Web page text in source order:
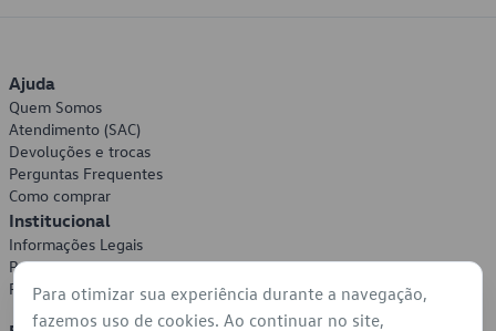
Ajuda
Quem Somos
Atendimento (SAC)
Devoluções e trocas
Perguntas Frequentes
Como comprar
Institucional
Informações Legais
Política de Privacidade
Política de Cookies
Para otimizar sua experiência durante a navegação,
fazemos uso de cookies. Ao continuar no site,